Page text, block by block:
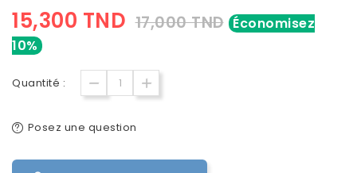
15,300 TND 17,000 TND Économisez
10%
Quantité :
Posez une question